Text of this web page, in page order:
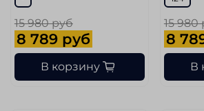
15 980 руб
8 789 руб
В корзину
15 980
8
В